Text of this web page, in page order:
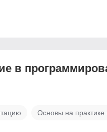
­в
Основы на